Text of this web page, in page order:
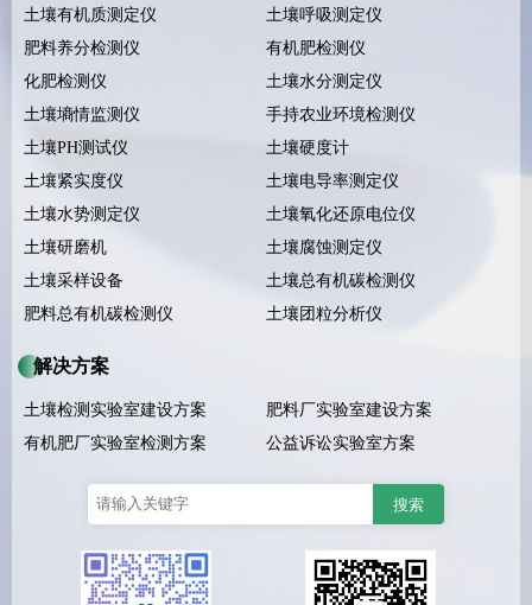
土壤有机质测定仪
土壤呼吸测定仪
肥料养分检测仪
有机肥检测仪
化肥检测仪
土壤水分测定仪
土壤墒情监测仪
手持农业环境检测仪
土壤PH测试仪
土壤硬度计
土壤紧实度仪
土壤电导率测定仪
土壤水势测定仪
土壤氧化还原电位仪
土壤研磨机
土壤腐蚀测定仪
土壤采样设备
土壤总有机碳检测仪
肥料总有机碳检测仪
土壤团粒分析仪
解决方案
土壤检测实验室建设方案
肥料厂实验室建设方案
有机肥厂实验室检测方案
公益诉讼实验室方案